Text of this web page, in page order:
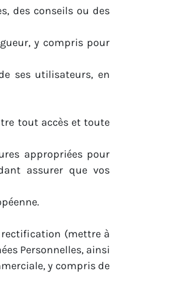
des conseils ou des
y compris pour
ses utilisateurs, en
tout accès et toute
appropriées pour
assurer que vos
rectification (mettre à
Personnelles, ainsi
y compris de